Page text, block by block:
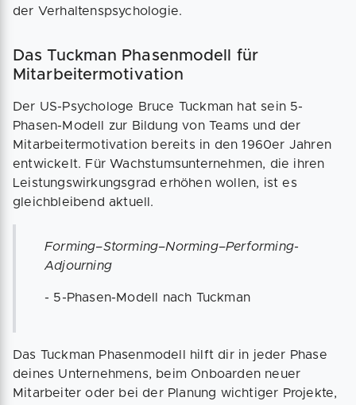
der Verhaltenspsychologie.
Das Tuckman Phasenmodell für
Mitarbeitermotivation
Der US-Psychologe Bruce Tuckman hat sein 5-
Phasen-Modell zur Bildung von Teams und der
Mitarbeitermotivation bereits in den 1960er Jahren
entwickelt. Für Wachstumsunternehmen, die ihren
Leistungswirkungsgrad erhöhen wollen, ist es
gleichbleibend aktuell.
Forming–Storming–Norming–Performing-
Adjourning
- 5-Phasen-Modell nach Tuckman
Das Tuckman Phasenmodell hilft dir in jeder Phase
deines Unternehmens, beim Onboarden neuer
Mitarbeiter oder bei der Planung wichtiger Projekte,